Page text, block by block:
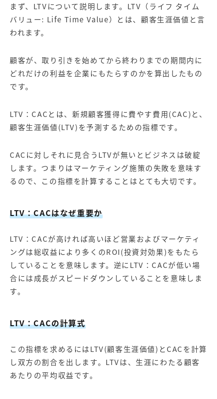
まず、LTVについて説明します。LTV（ライフ タイム
バリュー: Life Time Value）とは、顧客生涯価値と言
われます。
顧客が、取り引きを始めてから終わりまでの期間内に
どれだけの利益を企業にもたらすのかを算出したもの
です。
LTV：CACとは、新規顧客獲得に費やす費用(CAC)と、
顧客生涯価値(LTV)を予測するための指標です。
CACに対しそれに見合うLTVが無いとビジネスは破綻
します。つまりはマーケティング施策の失敗を意味す
るので、この指標を計算することはとても大切です。
LTV：CACはなぜ重要か
LTV：CACが高ければ高いほど営業およびマーケティ
ングは総収益により多くのROI(投資対効果)をもたら
していることを意味します。逆にLTV：CACが低い場
合には成長がスピードダウンしていることを意味しま
す。
LTV：CACの計算式
この指標を求めるにはLTV(顧客生涯価値)とCACを計算
し双方の割合を出します。LTVは、生涯にわたる顧客
あたりの平均収益です。